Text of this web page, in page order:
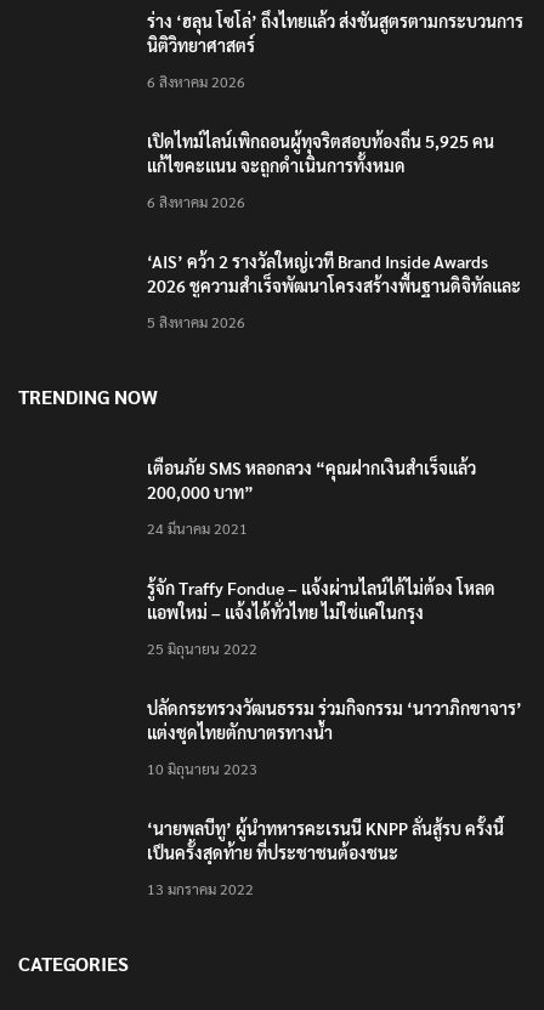
ร่าง ‘ฮลุน โซโล่’ ถึงไทยแล้ว ส่งชันสูตรตามกระบวนการ
นิติวิทยาศาสตร์
6 สิงหาคม 2026
เปิดไทม์ไลน์เพิกถอนผู้ทุจริตสอบท้องถิ่น 5,925 คน
แก้ไขคะแนน จะถูกดำเนินการทั้งหมด
6 สิงหาคม 2026
‘AIS’ คว้า 2 รางวัลใหญ่เวที Brand Inside Awards
2026 ชูความสำเร็จพัฒนาโครงสร้างพื้นฐานดิจิทัลและ
5 สิงหาคม 2026
TRENDING NOW
เตือนภัย SMS หลอกลวง “คุณฝากเงินสำเร็จแล้ว
200,000 บาท”
24 มีนาคม 2021
รู้จัก Traffy Fondue – แจ้งผ่านไลน์ได้ไม่ต้อง โหลด
แอพใหม่ – แจ้งได้ทั่วไทย ไม่ใช่แค่ในกรุง
25 มิถุนายน 2022
ปลัดกระทรวงวัฒนธรรม ร่วมกิจกรรม ‘นาวาภิกขาจาร’
แต่งชุดไทยตักบาตรทางน้ำ
10 มิถุนายน 2023
‘นายพลบีทู’ ผู้นำทหารคะเรนนี KNPP ลั่นสู้รบ ครั้งนี้
เป็นครั้งสุดท้าย ที่ประชาชนต้องชนะ
13 มกราคม 2022
CATEGORIES